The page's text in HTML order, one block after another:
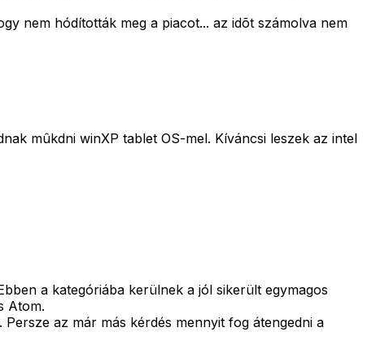
nem hódították meg a piacot... az idõt számolva nem
mûkdni winXP tablet OS-mel. Kíváncsi leszek az intel
a kategóriába kerülnek a jól sikerült egymagos
Atom.
az már más kérdés mennyit fog átengedni a